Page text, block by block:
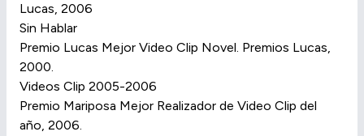
Lucas, 2006
Sin Hablar
Premio Lucas Mejor Video Clip Novel. Premios Lucas,
2000.
Videos Clip 2005-2006
Premio Mariposa Mejor Realizador de Video Clip del
año, 2006.